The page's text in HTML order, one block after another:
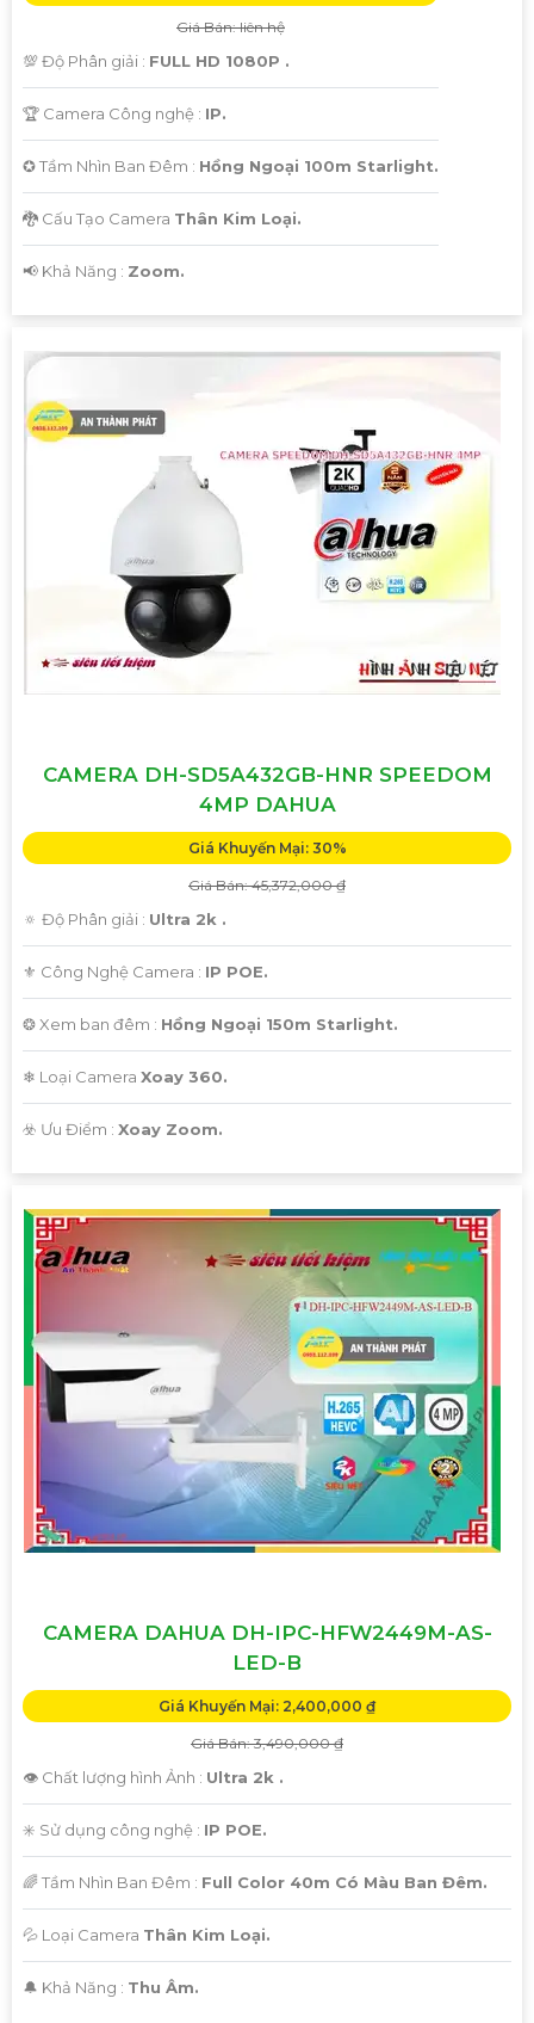
Giá Bán: liên hệ
💯 Độ Phân giải : FULL HD 1080P .
🏆 Camera Công nghệ : IP.
✪ Tầm Nhìn Ban Đêm : Hồng Ngoại 100m Starlight.
🐉️ Cấu Tạo Camera Thân Kim Loại.
️📢 Khả Năng : Zoom.
CAMERA DH-SD5A432GB-HNR SPEEDOM
4MP DAHUA
Giá Khuyến Mại: 30%
Giá Bán: 45,372,000 ₫
🔅 Độ Phân giải : Ultra 2k .
⚜️ Công Nghệ Camera : IP POE.
❂ Xem ban đêm : Hồng Ngoại 150m Starlight.
❄ Loại Camera Xoay 360.
️☣️ Ưu Điểm : Xoay Zoom.
CAMERA DAHUA DH-IPC-HFW2449M-AS-
LED-B
Giá Khuyến Mại: 2,400,000 ₫
Giá Bán: 3,490,000 ₫
👁 Chất lượng hình Ảnh : Ultra 2k .
✳️ Sử dụng công nghệ : IP POE.
🌈 Tầm Nhìn Ban Đêm : Full Color 40m Có Màu Ban Đêm.
💦 Loại Camera Thân Kim Loại.
️🔔 Khả Năng : Thu Âm.